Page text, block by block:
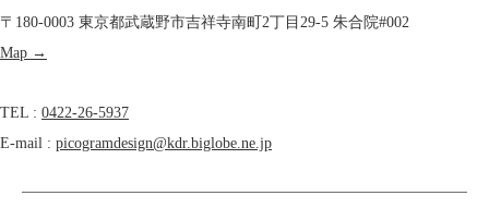
〒180-0003 東京都武蔵野市吉祥寺南町2丁目29-5 朱合院#002
Map →
TEL : 0422-26-5937
E-mail : picogramdesign@kdr.biglobe.ne.jp